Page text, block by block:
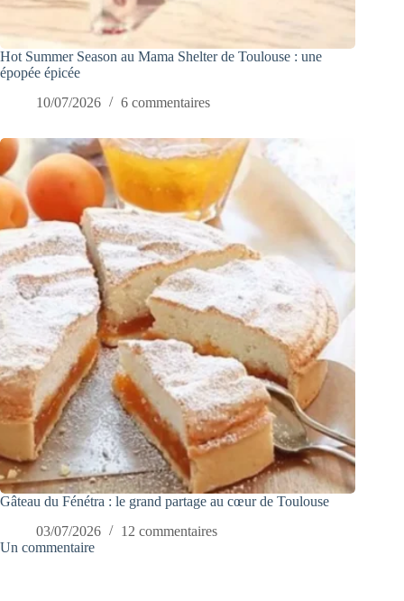
Hot Summer Season au Mama Shelter de Toulouse : une
épopée épicée
10/07/2026
6 commentaires
Gâteau du Fénétra : le grand partage au cœur de Toulouse
03/07/2026
12 commentaires
Un commentaire